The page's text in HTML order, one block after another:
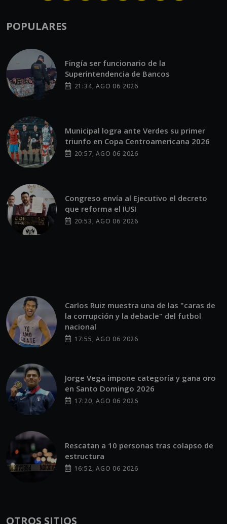
POPULARES
Fingía ser funcionario de la
Superintendencia de Bancos
21:34, AGO 06 2026
Municipal logra ante Verdes su primer
triunfo en Copa Centroamericana 2026
20:57, AGO 06 2026
Congreso envía al Ejecutivo el decreto
que reforma el IUSI
20:53, AGO 06 2026
Carlos Ruiz muestra una de las "caras de
la corrupción y la debacle" del futbol
nacional
17:55, AGO 06 2026
Jorge Vega impone categoría y gana oro
en Santo Domingo 2026
17:20, AGO 06 2026
Rescatan a 10 personas tras colapso de
estructura
16:52, AGO 06 2026
OTROS SITIOS